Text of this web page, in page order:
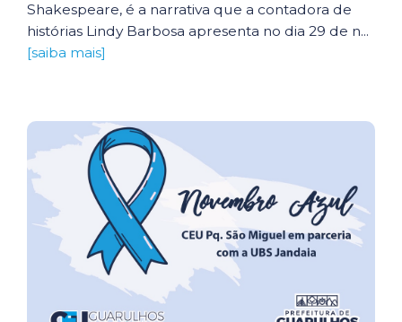
Shakespeare, é a narrativa que a contadora de
histórias Lindy Barbosa apresenta no dia 29 de n...
[saiba mais]